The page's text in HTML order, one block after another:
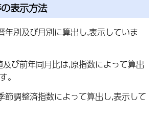
表示方法
年別及び月別に算出し,表示していま
及び前年同月比は,原指数によって算出
。
節調整済指数によって算出し,表示して